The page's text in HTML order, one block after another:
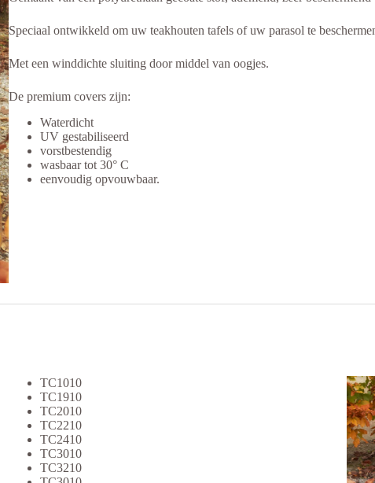
Speciaal ontwikkeld om uw teakhouten tafels of uw parasol te
Met een winddichte sluiting door middel van oogjes.
De premium covers zijn:
Waterdicht
UV gestabiliseerd
vorstbestendig
wasbaar tot 30° C
eenvoudig opvouwbaar.
TC1010
TC1910
TC2010
TC2210
TC2410
TC3010
TC3210